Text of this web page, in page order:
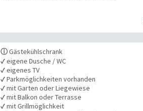
ⓘGästekühlschrank
✓eigene Dusche / WC
✓eigenes TV
✓Parkmöglichkeiten vorhanden
✓mit Garten oder Liegewiese
✓mit Balkon oder Terrasse
✓mit Grillmöglichkeit